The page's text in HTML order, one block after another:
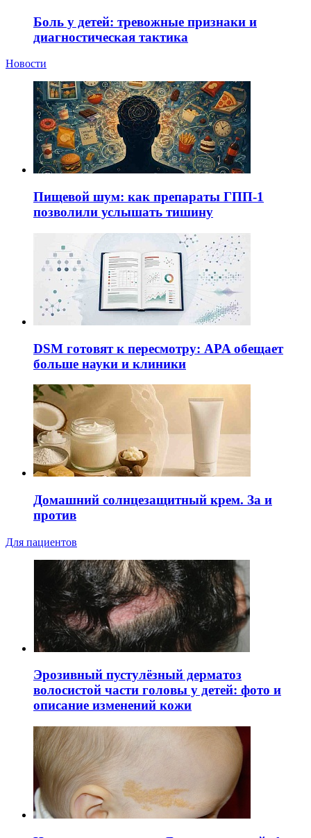
Боль у детей: тревожные признаки и
диагностическая тактика
Новости
Пищевой шум: как препараты ГПП-1
позволили услышать тишину
DSM готовят к пересмотру: APA обещает
больше науки и клиники
Домашний солнцезащитный крем. За и
против
Для пациентов
Эрозивный пустулёзный дерматоз
волосистой части головы у детей: фото и
описание изменений кожи